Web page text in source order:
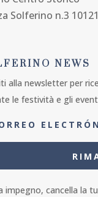
Solferino n.3 10121
NEWS
alla newsletter per
le festività e gli
impegno, cancella la